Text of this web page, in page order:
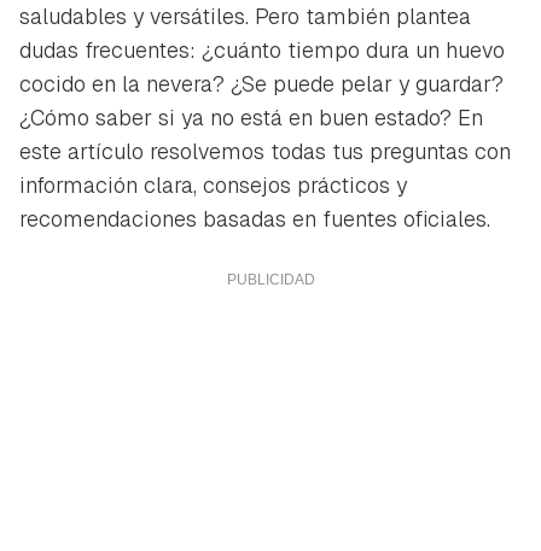
saludables y versátiles. Pero también plantea
dudas frecuentes: ¿cuánto tiempo dura un huevo
cocido en la nevera? ¿Se puede pelar y guardar?
¿Cómo saber si ya no está en buen estado? En
este artículo resolvemos todas tus preguntas con
información clara, consejos prácticos y
recomendaciones basadas en fuentes oficiales.